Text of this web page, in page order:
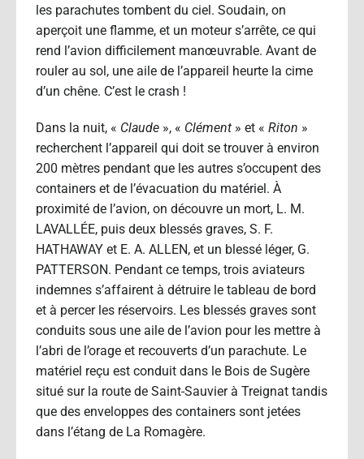
les parachutes tombent du ciel. Soudain, on
aperçoit une flamme, et un moteur s’arrête, ce qui
rend l’avion difficilement manœuvrable. Avant de
rouler au sol, une aile de l’appareil heurte la cime
d’un chêne. C’est le crash !
Dans la nuit, « Claude », « Clément » et « Riton »
recherchent l’appareil qui doit se trouver à environ
200 mètres pendant que les autres s’occupent des
containers et de l’évacuation du matériel. À
proximité de l’avion, on découvre un mort, L. M.
LAVALLÉE, puis deux blessés graves, S. F.
HATHAWAY et E. A. ALLEN, et un blessé léger, G.
PATTERSON. Pendant ce temps, trois aviateurs
indemnes s’affairent à détruire le tableau de bord
et à percer les réservoirs. Les blessés graves sont
conduits sous une aile de l’avion pour les mettre à
l’abri de l’orage et recouverts d’un parachute. Le
matériel reçu est conduit dans le Bois de Sugère
situé sur la route de Saint-Sauvier à Treignat tandis
que des enveloppes des containers sont jetées
dans l’étang de La Romagère.